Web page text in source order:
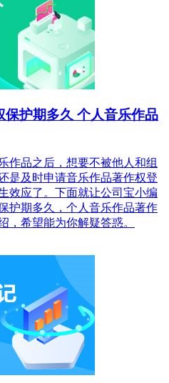
保护期多久 个人音乐作品
作品之后，想要不被他人和组
是及时申请音乐作品著作权登
效应了。下面就让公司宝小编
护期多久，个人音乐作品著作
，希望能为你解疑答惑。